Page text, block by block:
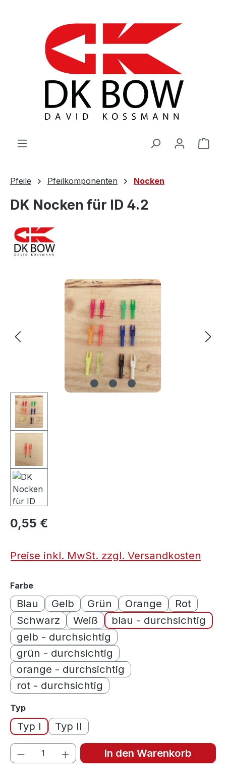
Pfeile Pfeilkomponenten Nocken
DK Nocken für ID 4.2
Bildergalerie überspringen
0,55 €
Preise inkl. MwSt. zzgl. Versandkosten
Farbeauswählen
Blau Gelb Grün Orange
Rot
Schwarz
Weiß
blau - durchsichtig
gelb - durchsichtig
grün - durchsichtig
orange - durchsichtig
rot - durchsichtig
Typauswählen
Typ I Typ II
Produkt Anzahl: Gib den gewünschten
In den Warenkorb